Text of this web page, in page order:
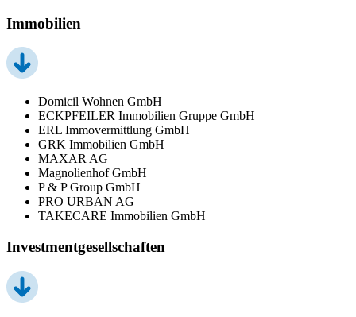
Immobilien
Domicil Wohnen GmbH
ECKPFEILER Immobilien Gruppe GmbH
ERL Immovermittlung GmbH
GRK Immobilien GmbH
MAXAR AG
Magnolienhof GmbH
P & P Group GmbH
PRO URBAN AG
TAKECARE Immobilien GmbH
Investmentgesellschaften